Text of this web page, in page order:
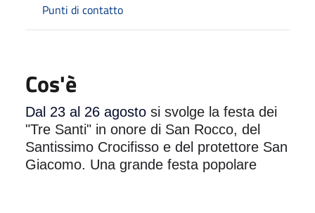
Punti di contatto
Cos'è
Dal 23 al 26 agosto si svolge la festa dei
"Tre Santi" in onore di San Rocco, del
Santissimo Crocifisso e del protettore San
Giacomo. Una grande festa popolare